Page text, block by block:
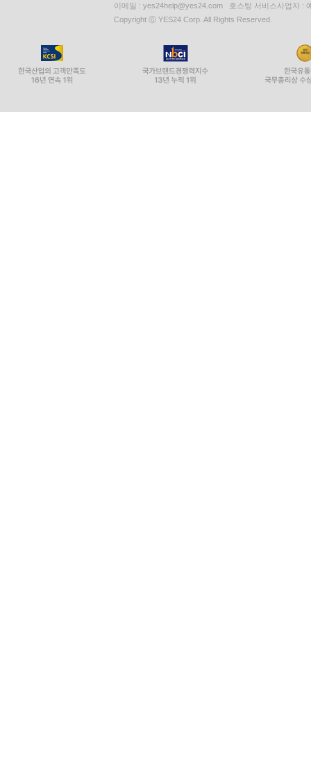
이메일 : yes24help@yes24.com 호스팅 서비스사업자 :
Copyright ⓒ YES24 Corp. All Rights Reserved.